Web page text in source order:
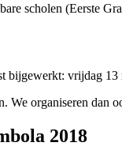
scholen (Eerste
bijgewerkt: vrijdag 13
We organiseren dan
2018